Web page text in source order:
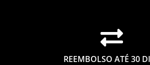

REEMBOLSO ATÉ 30